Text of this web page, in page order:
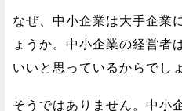
なぜ、中小企業は大手企業
ょうか。中小企業の経営者
いいと思っているからでし
そうではありません。中小